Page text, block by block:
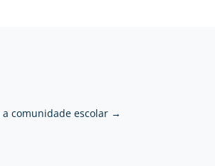
comunidade escolar →